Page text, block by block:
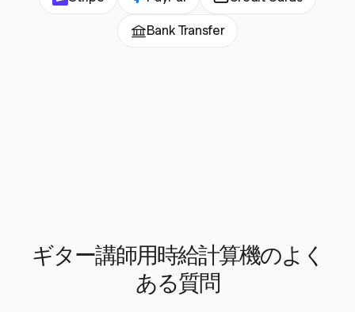
Bank Transfer
ギター講師用時給計算機のよく
ある質問